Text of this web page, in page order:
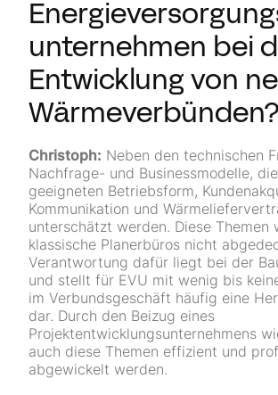
unternehmen bei
Entwicklung von
Wärmeverbünden?
Christoph: Neben den technischen
Nachfrage- und Businessmodelle,
geeigneten Betriebsform,
Kommunikation und
unterschätzt werden. Diese Themen
klassische Planerbüros nicht
Verantwortung dafür liegt bei der
und stellt für EVU mit wenig bis
im Verbundsgeschäft häufig eine
dar. Durch den Beizug eines
Projektentwicklungsunternehmens
auch diese Themen effizient und
abgewickelt werden.